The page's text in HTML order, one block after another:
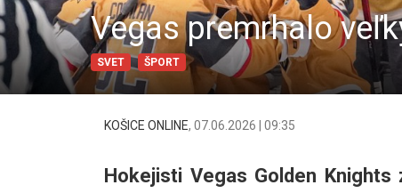
Vegas premrhalo
SVET ŠPORT
KOŠICE ONLINE, 07.06.2026 | 09:35
Hokejisti Vegas Golden